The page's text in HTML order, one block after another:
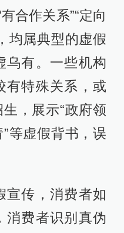
合作关系”“定向
均属典型的虚假
乌有。一些机构
有特殊关系，或
，展示“政府领
等虚假背书，误
宣传，消费者如
消费者识别真伪